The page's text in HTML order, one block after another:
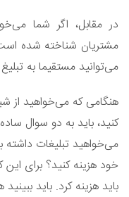
در مقابل، اگر شما
مشتریان شناخته شده
می‌توانید مستقیما به تبلیغ
هنگامی که می‌خواهید از
کنید، باید به دو سوال
می‌خواهید تبلیغات داشته
خود هزینه کنید؟ برای
باید هزینه کرد. باید